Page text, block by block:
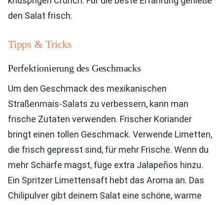
den Salat frisch.
Tipps & Tricks
Perfektionierung des Geschmacks
Um den Geschmack des mexikanischen
Straßenmais-Salats zu verbessern, kann man
frische Zutaten verwenden. Frischer Koriander
bringt einen tollen Geschmack. Verwende Limetten,
die frisch gepresst sind, für mehr Frische. Wenn du
mehr Schärfe magst, füge extra Jalapeños hinzu.
Ein Spritzer Limettensaft hebt das Aroma an. Das
Chilipulver gibt deinem Salat eine schöne, warme